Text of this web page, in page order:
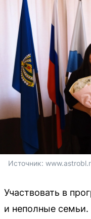
Источник:
Участвовать в
и неполные